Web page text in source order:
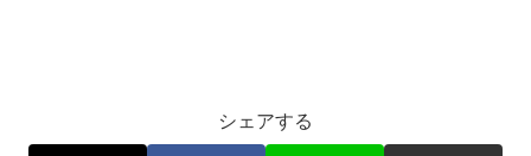
シェアする